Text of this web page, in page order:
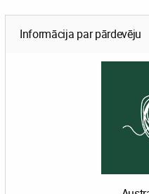
Informācija par pārdevēju